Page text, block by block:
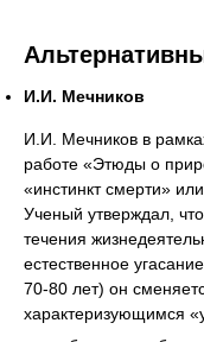
И.И. Мечников
И.И. Мечников в
работе «Этюды о
«инстинкт смерти»
Ученый утверждал,
течения
естественное
70-80 лет) он
характеризующимся